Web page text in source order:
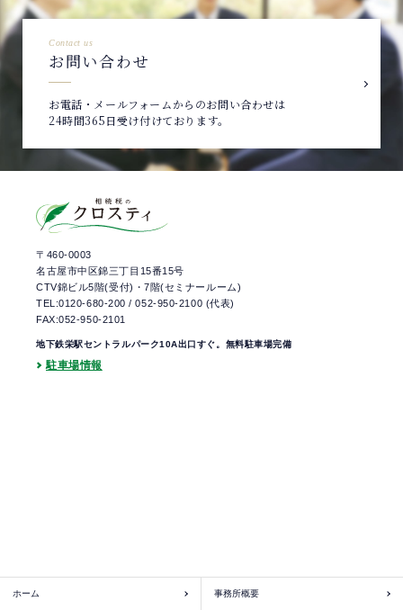
Contact us
お問い合わせ
お電話・メールフォームからのお問い合わせは
24時間365日受け付けております。
〒460-0003
名古屋市中区錦三丁目15番15号
CTV錦ビル5階(受付)・7階(セミナールーム)
TEL:0120-680-200 /052-950-2100 (代表)
FAX:052-950-2101
地下鉄栄駅セントラルパーク10A出口すぐ。無料駐車場完備
駐車場情報
ホーム 事務所概要